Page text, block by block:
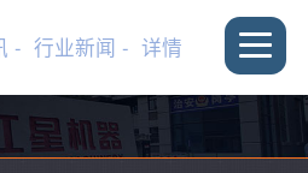
- 行业新闻 - 详情